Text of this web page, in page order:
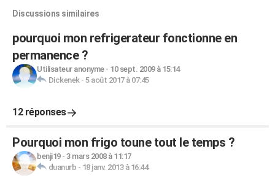
Discussions similaires
pourquoi mon refrigerateur fonctionne en
permanence ?
Utilisateur anonyme- 10 sept. 2009 à 15:14
Dickenek- 5 août 2017 à 07:45
12 réponses
Pourquoi mon frigo toune tout le temps ?
benji19- 3 mars 2008 à 11:17
duanurb - 18 janv. 2013 à 16:44